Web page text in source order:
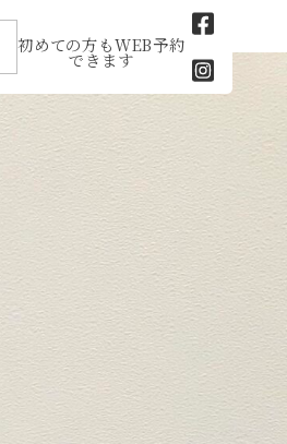
初めての方もWEB予約
できます